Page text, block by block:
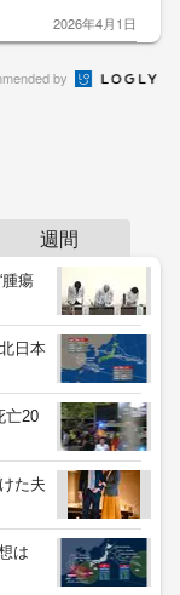
2026年4月1日
by
週間
腫瘍
日本
亡20
た夫
想は